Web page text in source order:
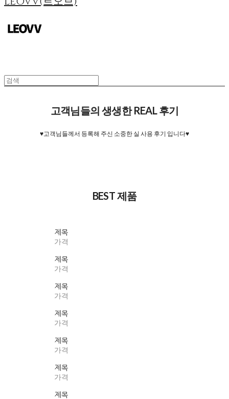
고객님들의 생생한 REAL 후기
♥고객님들께서 등록해 주신 소중한 실 사용 후기 입니다♥
BEST 제품
제목
가격
제목
가격
제목
가격
제목
가격
제목
가격
제목
가격
제목